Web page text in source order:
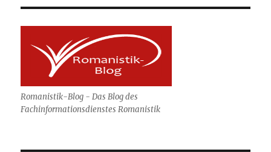
Romanistik-Blog - Das Blog des
Fachinformationsdienstes Romanistik